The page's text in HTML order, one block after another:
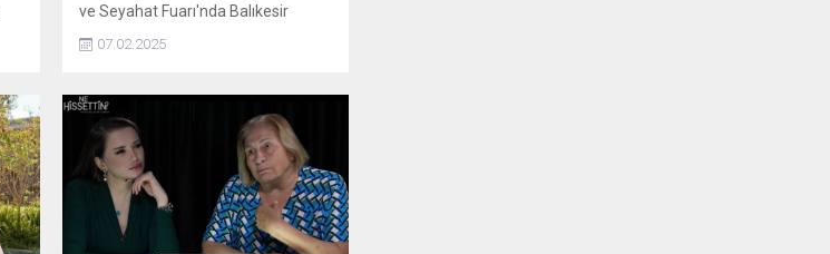
ve Seyahat Fuarı'nda Balıkesir
Büyükşehir Belediyesi'nin standını
ziyaret etti. Yöresel değerlerin
eden Ustaoğlu, fuardaki ilginin
kendisini mutlu ettiğini ifade etti.
07.02.2025